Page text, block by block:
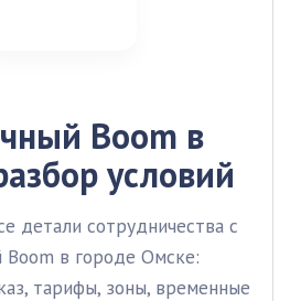
Boom в
условий
детали сотрудничества с
Boom в городе Омске:
тарифы, зоны, временные